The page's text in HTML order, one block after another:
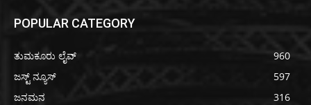
POPULAR CATEGORY
ತುಮಕೂರು ಲೈವ್
960
ಜಸ್ಟ್ ನ್ಯೂಸ್
597
ಜನಮನ
316